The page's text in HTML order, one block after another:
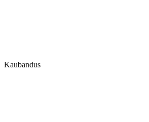
Kaubandus